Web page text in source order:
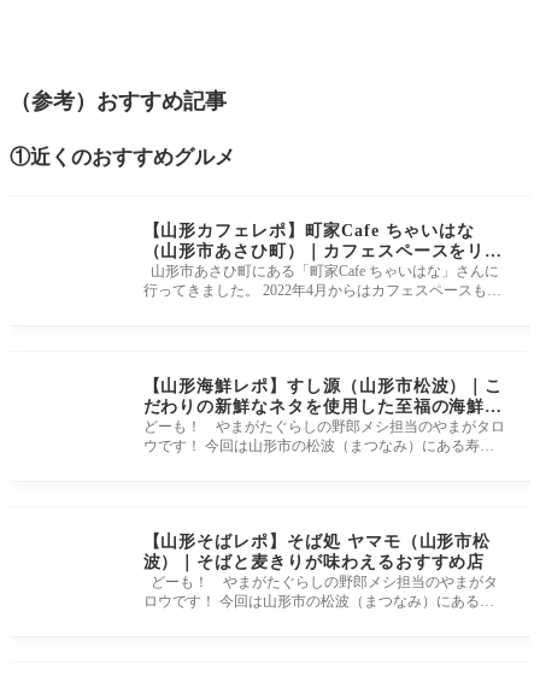
（参考）おすすめ記事
①近くのおすすめグルメ
【山形カフェレポ】町家Cafe ちゃいはな
（山形市あさひ町）｜カフェスペースをリニ
ューアルしたちゃいはなに行ってきました！
山形市あさひ町にある「町家Cafe ちゃいはな」さんに
行ってきました。 2022年4月からはカフェスペースもリ
【山形海鮮レポ】すし源（山形市松波）｜こ
だわりの新鮮なネタを使用した至福の海鮮
丼！！！
どーも！ やまがたぐらしの野郎メシ担当のやまがタロ
ウです！ 今回は山形市の松波（まつなみ）にある寿司
【山形そばレポ】そば処 ヤマモ（山形市松
波）｜そばと麦きりが味わえるおすすめ店
どーも！ やまがたぐらしの野郎メシ担当のやまがタ
ロウです！ 今回は山形市の松波（まつなみ）にある蕎